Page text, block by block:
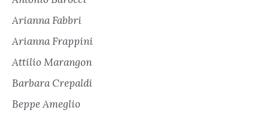
Arianna Fabbri
Arianna Frappini
Attilio Marangon
Barbara Crepaldi
Beppe Ameglio